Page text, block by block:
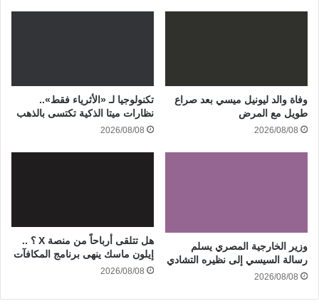
وفاة والد ليونيل ميسي بعد صراع
طويل مع المرض
2026/08/08
تكنولوجيا لـ «الأثرياء فقط»..
نظارات ميتا الذكية تكتسى بالذهب
2026/08/08
وزير الخارجية المصري يسلم
رسالة السيسي إلى نظيره التشادي
2026/08/08
هل تتلقى أرباحاً من منصة X ؟ ..
إيلون ماسك ينهى برنامج المكافآت
2026/08/08